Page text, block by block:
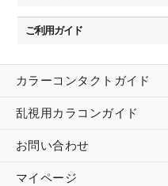
ご利用ガイド
カラーコンタクトガイド
乱視用カラコンガイド
お問い合わせ
マイページ